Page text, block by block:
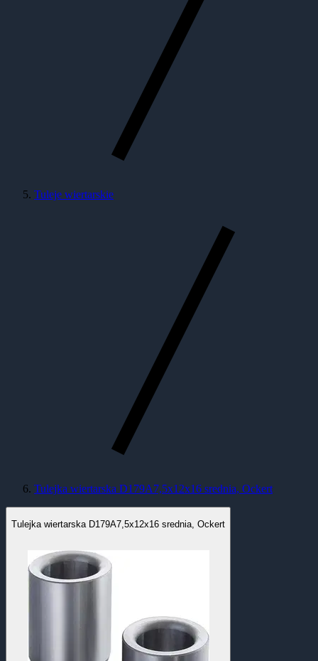
Tuleje wiertarskie
Tulejka wiertarska D179A7,5x12x16 srednia, Ockert
Tulejka wiertarska D179A7,5x12x16 srednia, Ockert